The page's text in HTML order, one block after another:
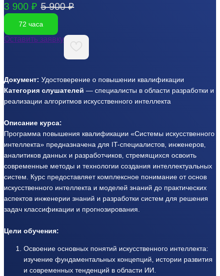
3 900 ₽ 5 900 ₽
72 часа
Оставить заявку
Документ: Удостоверение о повышении квалификации
Категория слушателей — специалисты в области разработки и
реализации алгоритмов искусственного интеллекта
Описание курса:
Программа повышения квалификации «Системы искусственного
интеллекта» предназначена для IT-специалистов, инженеров,
аналитиков данных и разработчиков, стремящихся освоить
современные методы и технологии создания интеллектуальных
систем. Курс предоставляет комплексное понимание от основ
искусственного интеллекта и моделей знаний до практических
аспектов инженерии знаний и разработки систем для решения
задач классификации и прогнозирования.
Цели обучения:
Освоение основных понятий искусственного интеллекта:
изучение фундаментальных концепций, истории развития
и современных тенденций в области ИИ.